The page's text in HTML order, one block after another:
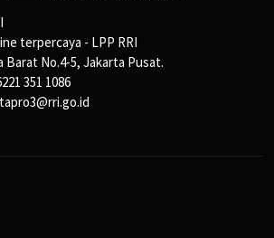
terpercaya - LPP RRI
Barat No.4-5, Jakarta Pusat.
351 1086